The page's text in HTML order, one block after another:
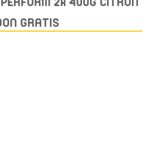
GRATIS